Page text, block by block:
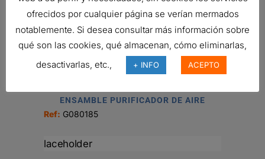
FILTRO DONALDSON
231,30€
Ref:B100121
ENSAMBLE PURIFICADOR DE AIRE
Ref: G080185
ofrecidos por cualquier página se verían mermados
notablemente. Si desea consultar más información sobre
qué son las cookies, qué almacenan, cómo eliminarlas,
desactivarlas, etc.,
+ INFO ACEPTO